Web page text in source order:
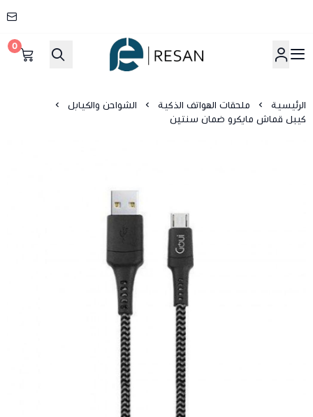
شركة ريسان
0
الرئيسية ملحقات الهواتف الذكية
الشواحن والكيابل
كيبل قماش مايكرو ضمان سنتين